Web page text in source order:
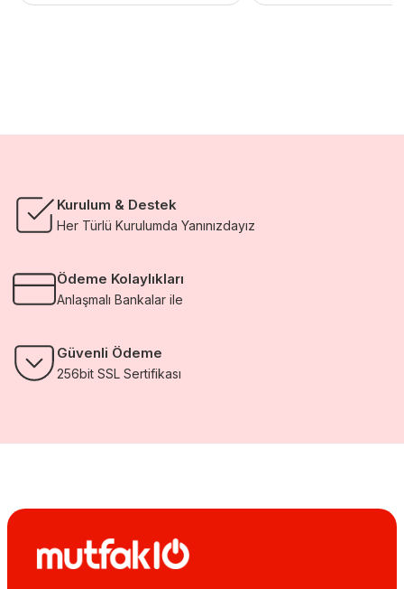
Kurulum & Destek
Her Türlü Kurulumda Yanınızdayız
Ödeme Kolaylıkları
Anlaşmalı Bankalar ile
Güvenli Ödeme
256bit SSL Sertifikası